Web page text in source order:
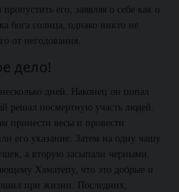
его, заявляя о себе как о
бога солнца, однако никто не
от негодования.
дело!
дней. Наконец он попал
решал посмертную участь людей.
принести весы и провести
его указание. Затем на одну чашу
а вторую засыпали черными.
Хаматепу, что это добрые и
при жизни. Последних,